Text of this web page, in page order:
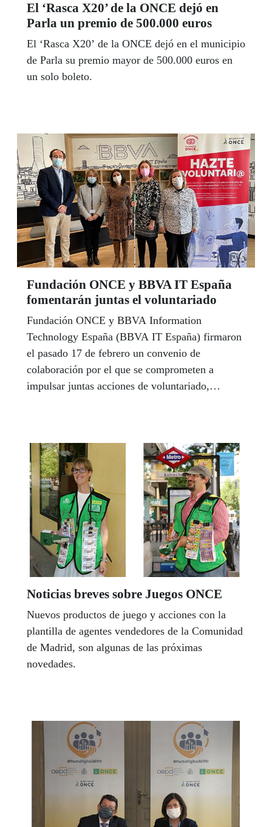
El ‘Rasca X20’ de la ONCE dejó en
Parla un premio de 500.000 euros
El ‘Rasca X20’ de la ONCE dejó en el municipio
de Parla su premio mayor de 500.000 euros en
un solo boleto.
Fundación ONCE y BBVA IT España
fomentarán juntas el voluntariado
Fundación ONCE y BBVA Information
Technology España (BBVA IT España) firmaron
el pasado 17 de febrero un convenio de
colaboración por el que se comprometen a
impulsar juntas acciones de voluntariado,
Noticias breves sobre Juegos ONCE
Nuevos productos de juego y acciones con la
plantilla de agentes vendedores de la Comunidad
de Madrid, son algunas de las próximas
novedades.